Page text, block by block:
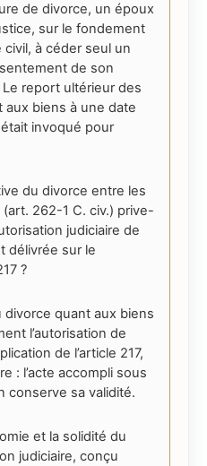
de divorce, un époux
sur le fondement
civil, à céder seul un
de son
report ultérieur des
biens à une date
invoqué pour
du divorce entre les
262-1 C. civ.) prive-
judiciaire de
délivrée sur le
?
divorce quant aux biens
l’autorisation de
de l’article 217,
: l’acte accompli sous
conserve sa validité.
et la solidité du
judiciaire, conçu